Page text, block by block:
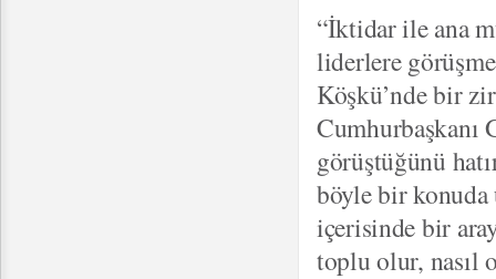
“İktidar ile ana
liderlere
Köşkü’nde bir
görüştüğünü
böyle bir
içerisinde bir
toplu olur, nasıl